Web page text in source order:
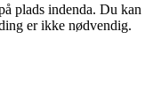
plads indenda. Du kan
er ikke nødvendig.